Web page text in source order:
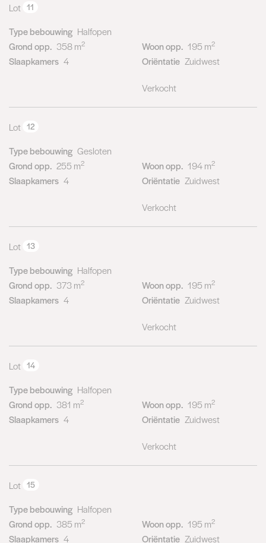
Lot 11
Type bebouwing Halfopen
Grond opp. 358 m2 Woon opp. 195 m2
Slaapkamers 4 Oriëntatie Zuidwest
Verkocht
Lot 12
Type bebouwing Gesloten
Grond opp. 255 m2 Woon opp. 194 m2
Slaapkamers 4 Oriëntatie Zuidwest
Verkocht
Lot 13
Type bebouwing Halfopen
Grond opp. 373 m2 Woon opp. 195 m2
Slaapkamers 4 Oriëntatie Zuidwest
Verkocht
Lot 14
Type bebouwing Halfopen
Grond opp. 381 m2 Woon opp. 195 m2
Slaapkamers 4 Oriëntatie Zuidwest
Verkocht
Lot 15
Type bebouwing Halfopen
Grond opp. 385 m2 Woon opp. 195 m2
Slaapkamers 4 Oriëntatie Zuidwest